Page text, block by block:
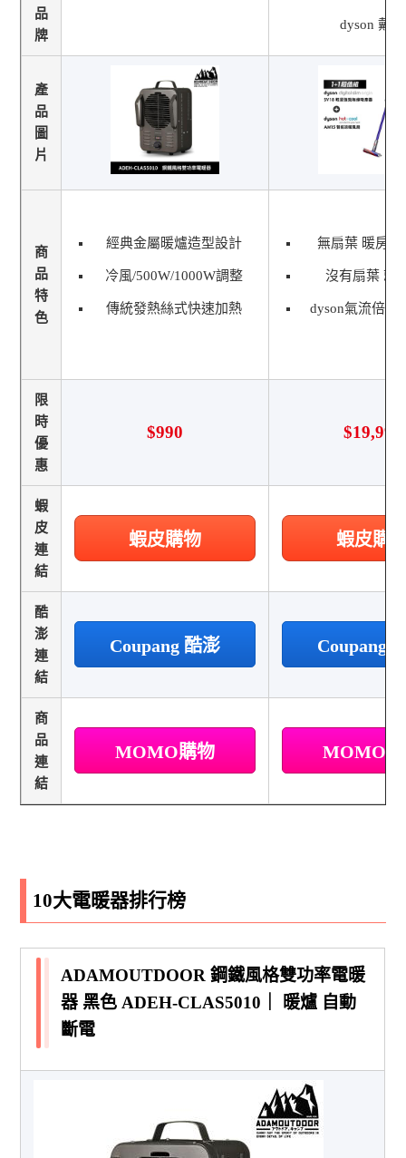
品
牌
dyson 戴森
產
品
圖
片
商
品
特
色
經典金屬暖爐造型設計
冷風/500W/1000W調整
傳統發熱絲式快速加熱
無扇葉 暖房快
沒有扇葉 就
dyson氣流倍增
限
時
優
惠
$990 $19,999
蝦
皮
連
結
蝦皮購物 蝦皮購
酷
澎
連
結
Coupang 酷澎 Coupang
商
品
連
結
MOMO購物 MOMO
10大電暖器排行榜
ADAMOUTDOOR 鋼鐵風格雙功率電暖
器 黑色 ADEH-CLAS5010｜ 暖爐 自動
斷電